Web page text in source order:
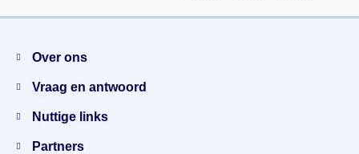
Over ons
Vraag en antwoord
Nuttige links
Partners